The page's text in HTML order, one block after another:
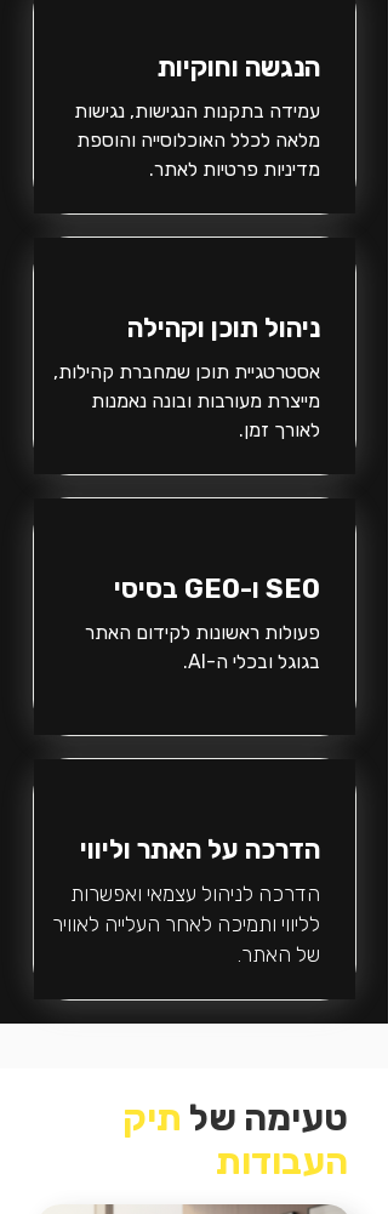
הנגשה וחוקיות
עמידה בתקנות הנגישות, נגישות
מלאה לכלל האוכלוסייה והוספת
מדיניות פרטיות לאתר.
ניהול תוכן וקהילה
אסטרטגיית תוכן שמחברת קהילות,
מייצרת מעורבות ובונה נאמנות
לאורך זמן.
SEO ו-GEO בסיסי
פעולות ראשונות לקידום האתר
בגוגל ובכלי ה-AI.
הדרכה על האתר וליווי
הדרכה לניהול עצמאי ואפשרות
לליווי ותמיכה לאחר העלייה לאוויר
של האתר.
טעימה של תיק
העבודות